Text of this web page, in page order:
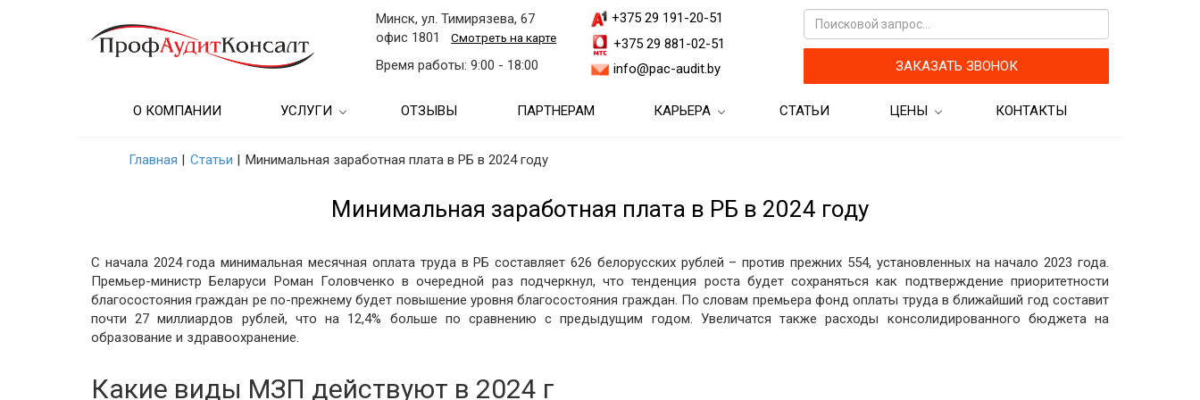
Минск, ул. Тимирязева, 67
офис 1801
Смотреть на карте
Время работы: 9:00 - 18:00
+375 29 191-20-51
+375 29 881-02-51
info@pac-audit.by
ЗАКАЗАТЬ ЗВОНОК
О КОМПАНИИ УСЛУГИ
бухгалтерских услуг
учета
бухгалтерского учета
Бухгалтерское
сопровождение
Бухгалтерские услуги для
Аудит при ликвидации
Налоговый аудит
Финансовый анализ
Консультационные услуги
Аудиторские консультации
Налоговые консультации
Консультационные услуги
законодательства
Бухгалтерский учет на
предприятии
недвижимости
Бухгалтерский учет в
строительстве
торговле
Подбор кадров и
образовательные услуги
Подбор кадров
Тестирование
(Анализ)
деятельности
ОТЗЫВЫ ПАРТНЕРАМ КАРЬЕРА
Бухгалтерам
Ассистентам
СТАТЬИ ЦЕНЫ КОНТАКТЫ
Главная | Статьи | Минимальная заработная плата в РБ в 2024 году
Минимальная заработная плата в РБ в 2024 году
С начала 2024 года минимальная месячная оплата труда в РБ составляет 626 белорусских рублей – против прежних 554, установленных на начало 2023 года.
Премьер-министр Беларуси Роман Головченко в очередной раз подчеркнул, что тенденция роста будет сохраняться как подтверждение приоритетности
благосостояния граждан ре по-прежнему будет повышение уровня благосостояния граждан. По словам премьера фонд оплаты труда в ближайший год составит
почти 27 миллиардов рублей, что на 12,4% больше по сравнению с предыдущим годом. Увеличатся также расходы консолидированного бюджета на
образование и здравоохранение.
Какие виды МЗП действуют в 2024 г